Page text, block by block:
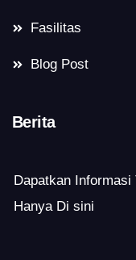
Fasilitas
Blog Post
Berita
Dapatkan Informasi
Hanya Di sini